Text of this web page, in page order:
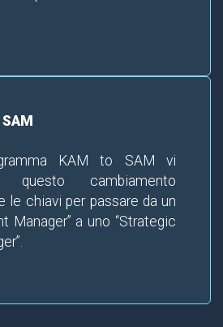
KAM to SAM vi
cambiamento
le chiavi per passare da un
Manager” a uno “Strategic